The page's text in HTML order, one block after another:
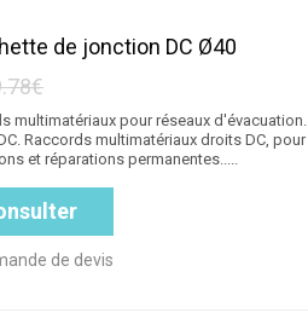
de jonction DC Ø40
multimatériaux pour réseaux d'évacuation.
Raccords multimatériaux droits DC, pour
et réparations permanentes.....
de devis